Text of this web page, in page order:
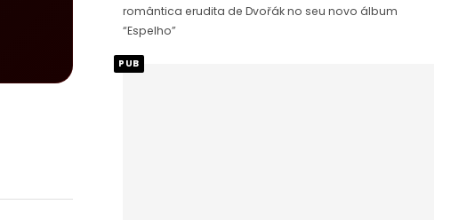
romântica erudita de Dvořák no seu novo álbum
“Espelho”
PUB